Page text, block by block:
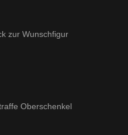
zur Wunschfigur
Oberschenkel